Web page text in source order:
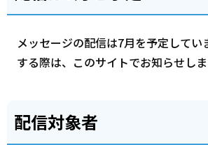
メッセージの配信は7月を予定してい
する際は、このサイトでお知らせしま
配信対象者